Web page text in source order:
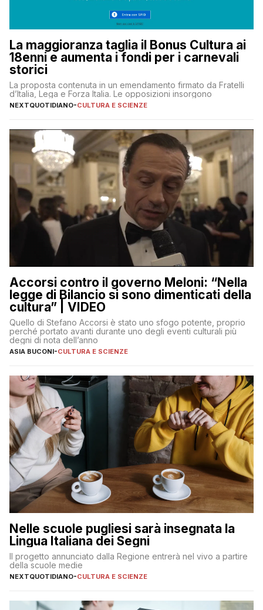
La maggioranza taglia il Bonus Cultura ai
18enni e aumenta i fondi per i carnevali
storici
La proposta contenuta in un emendamento firmato da Fratelli
d’Italia, Lega e Forza Italia. Le opposizioni insorgono
NEXTQUOTIDIANO-CULTURA E SCIENZE
Accorsi contro il governo Meloni: “Nella
legge di Bilancio si sono dimenticati della
cultura” | VIDEO
Quello di Stefano Accorsi è stato uno sfogo potente, proprio
perché portato avanti durante uno degli eventi culturali più
degni di nota dell’anno
ASIA BUCONI-CULTURA E SCIENZE
Nelle scuole pugliesi sarà insegnata la
Lingua Italiana dei Segni
Il progetto annunciato dalla Regione entrerà nel vivo a partire
della scuole medie
NEXTQUOTIDIANO-CULTURA E SCIENZE